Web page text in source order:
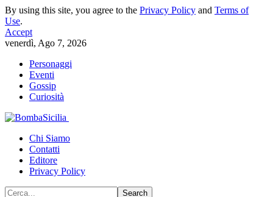
By using this site, you agree to the Privacy Policy and Terms of
Use.
Accept
venerdì, Ago 7, 2026
Personaggi
Eventi
Gossip
Curiosità
Chi Siamo
Contatti
Editore
Privacy Policy